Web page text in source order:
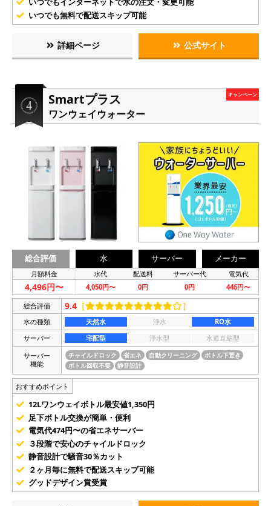
いつでも無料で配送スキップ可能
詳細ページ 公式サイト
Smartプラス
ワンウェイウォーター
キャンペーン
総合評価 水 サーバー メーカー
月額料金 水代 配送料 サーバー代 電気代
4,496円〜 4,050円〜 0円 0円 446円〜
総合評価 9.4 ［ ］
水の種類 天然水 浄水
RO水
サーバー
宅配型 浄水型
水道直結型
サーバー
機能
チャイルドロック 省エネ 自動クリーニング
ボトル下置き
ボトル回収不要
静音設計
おすすめポイント
12Lワンウェイボトル最安値1,350円
足下ボトル交換が簡単・便利
電気代474円〜の省エネサーバー
３段階で安心のチャイルドロック
静音設計で騒音30％カット
２ヶ月毎に無料で配送スキップ可能
グッドデザイン賞受賞